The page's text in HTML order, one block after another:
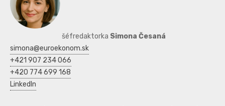
šéfredaktorka Simona Česaná
simona@euroekonom.sk
+421 907 234 066
+420 774 699 168
LinkedIn